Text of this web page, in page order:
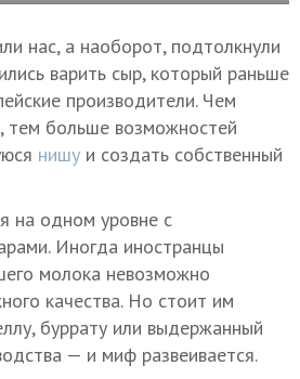
нас, а наоборот, подтолкнули
варить сыр, который раньше
производители. Чем
тем больше возможностей
нишу и создать собственный
на одном уровне с
Иногда иностранцы
молока невозможно
качества. Но стоит им
буррату или выдержанный
— и миф развеивается.